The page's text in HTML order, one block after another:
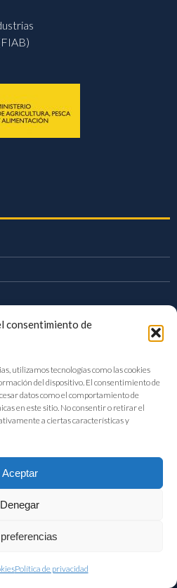
consentimiento de
utilizamos tecnologías como las cookies
del dispositivo. El consentimiento de
datos como el comportamiento de
en este sitio. No consentir o retirar el
a ciertas características y
Aceptar
Denegar
Política de privacidad
| Madrid